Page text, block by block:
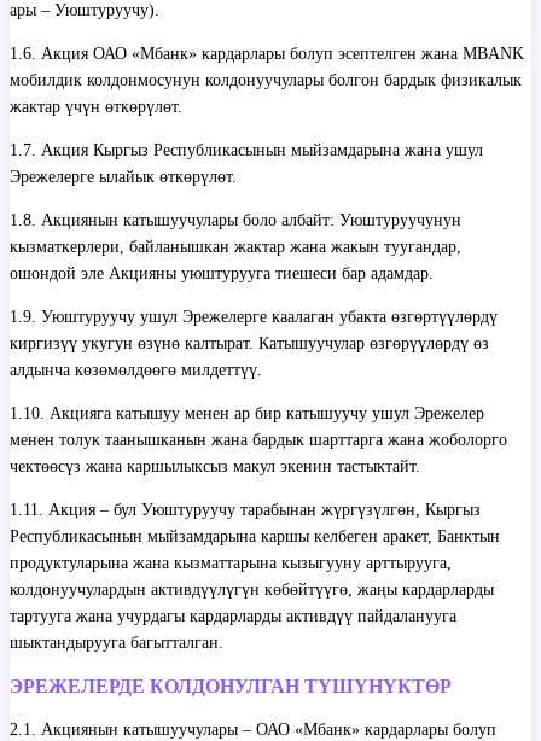
ары – Уюштуруучу).
1.6. Акция ОАО «Мбанк» кардарлары болуп эсептелген жана MBANK
мобилдик колдонмосунун колдонуучулары болгон бардык физикалык
жактар үчүн өткөрүлөт.
1.7. Акция Кыргыз Республикасынын мыйзамдарына жана ушул
Эрежелерге ылайык өткөрүлөт.
1.8. Акциянын катышуучулары боло албайт: Уюштуруучунун
кызматкерлери, байланышкан жактар жана жакын туугандар,
ошондой эле Акцияны уюштурууга тиешеси бар адамдар.
1.9. Уюштуруучу ушул Эрежелерге каалаган убакта өзгөртүүлөрдү
киргизүү укугун өзүнө калтырат. Катышуучулар өзгөрүүлөрдү өз
алдынча көзөмөлдөөгө милдеттүү.
1.10. Акцияга катышуу менен ар бир катышуучу ушул Эрежелер
менен толук таанышканын жана бардык шарттарга жана жоболорго
чектөөсүз жана каршылыксыз макул экенин тастыктайт.
1.11. Акция – бул Уюштуруучу тарабынан жүргүзүлгөн, Кыргыз
Республикасынын мыйзамдарына каршы келбеген аракет, Банктын
продуктуларына жана кызматтарына кызыгууну арттырууга,
колдонуучулардын активдүүлүгүн көбөйтүүгө, жаңы кардарларды
тартууга жана учурдагы кардарларды активдүү пайдаланууга
шыктандырууга багытталган.
ЭРЕЖЕЛЕРДЕ КОЛДОНУЛГАН ТҮШҮНҮКТӨР
2.1. Акциянын катышуучулары – ОАО «Мбанк» кардарлары болуп